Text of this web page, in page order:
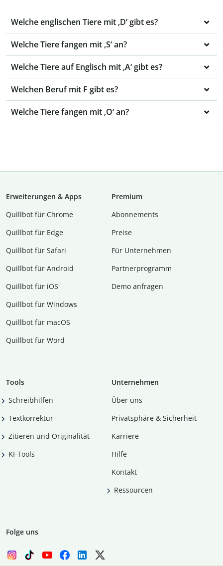
Welche englischen Tiere mit ‚D‘ gibt es?
Welche Tiere fangen mit ‚S‘ an?
Welche Tiere auf Englisch mit ‚A‘ gibt es?
Welchen Beruf mit F gibt es?
Welche Tiere fangen mit ‚O‘ an?
Erweiterungen & Apps
Quillbot für Chrome
Quillbot für Edge
Quillbot für Safari
Quillbot für Android
Quillbot für iOS
Quillbot für Windows
Quillbot für macOS
Quillbot für Word
Premium
Abon­ne­ments
Preise
Für Unternehmen
Partnerprogramm
Demo anfragen
Tools
Schreibhilfen
Textkorrektur
Zitieren und Originalität
KI-Tools
Unternehmen
Über uns
Privatsphäre & Sicherheit
Karriere
Hilfe
Kontakt
Ressourcen
Folge uns